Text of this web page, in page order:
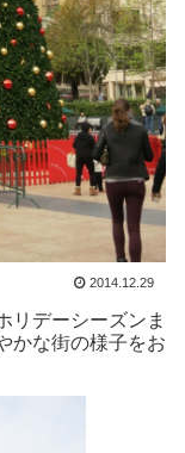
2014.12.29
リデーシーズンま
かな街の様子をお